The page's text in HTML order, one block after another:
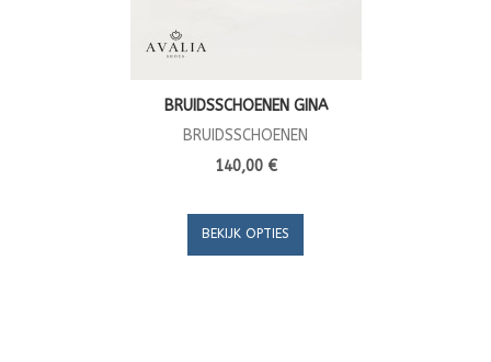
BRUIDSSCHOENEN GINA
BRUIDSSCHOENEN
140,00 €
BEKIJK OPTIES